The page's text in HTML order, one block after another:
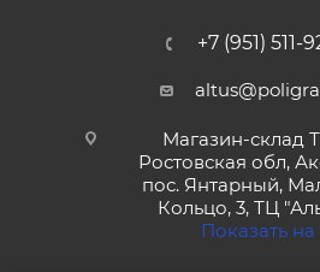
+7 (951) 511-
Магазин-склад
Ростовская обл,
пос. Янтарный,
Кольцо, 3, ТЦ
Показать на